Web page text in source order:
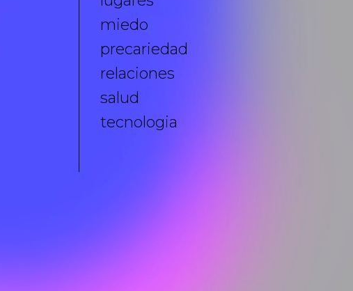
miedo
precariedad
relaciones
salud
tecnologia